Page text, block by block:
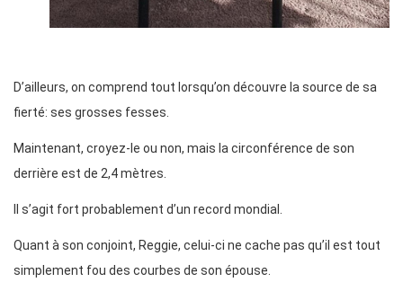
D’ailleurs, on comprend tout lorsqu’on découvre la source de sa
fierté: ses grosses fesses.
Maintenant, croyez-le ou non, mais la circonférence de son
derrière est de 2,4 mètres.
Il s’agit fort probablement d’un record mondial.
Quant à son conjoint, Reggie, celui-ci ne cache pas qu’il est tout
simplement fou des courbes de son épouse.